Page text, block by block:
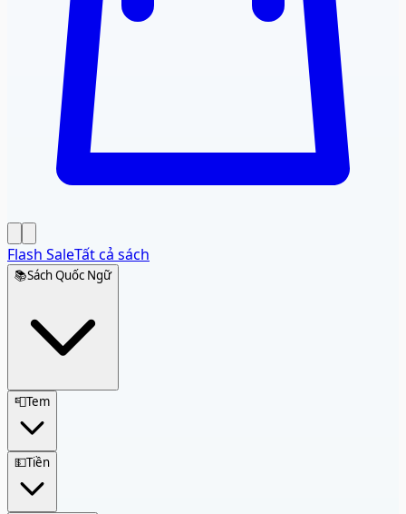
Flash SaleTất cả sách
📚Sách Quốc Ngữ
📮Tem
💵Tiền